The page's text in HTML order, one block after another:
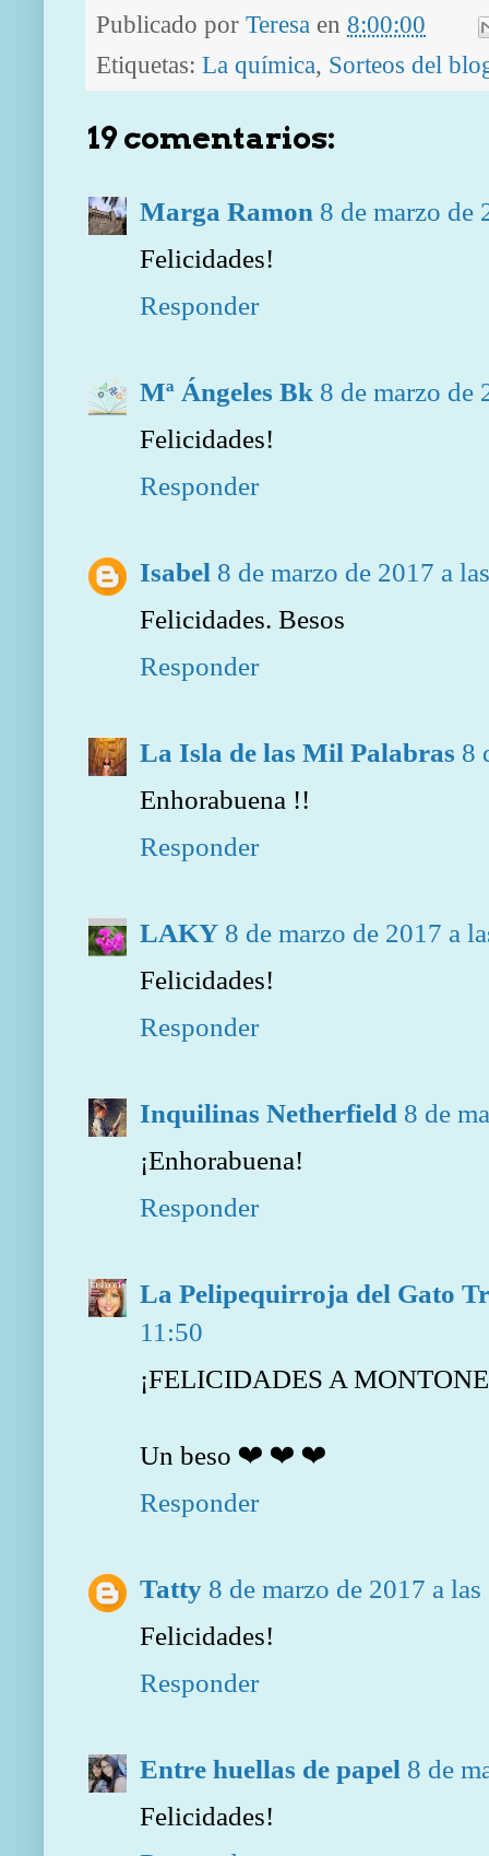
Publicado por Teresa en 8:00:00
Etiquetas: La química, Sorteos del
19 comentarios:
Marga Ramon 8 de marzo de
Felicidades!
Responder
Mª Ángeles Bk 8 de marzo de
Felicidades!
Responder
Isabel 8 de marzo de 2017 a
Felicidades. Besos
Responder
La Isla de las Mil Palabras 8
Enhorabuena !!
Responder
LAKY 8 de marzo de 2017 a
Felicidades!
Responder
Inquilinas Netherfield 8 de
¡Enhorabuena!
Responder
La Pelipequirroja del Gato
11:50
¡FELICIDADES A
Un beso ❤ ❤ ❤
Responder
Tatty 8 de marzo de 2017 a
Felicidades!
Responder
Entre huellas de papel 8 de
Felicidades!